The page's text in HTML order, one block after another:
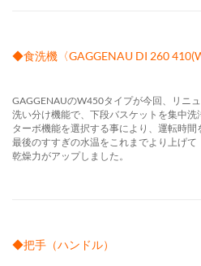
◆食洗機〈GAGGENAU DI 260
GAGGENAUのW450タイプが今回、リニュ
洗い分け機能で、下段バスケットを集中洗
ターボ機能を選択する事により、運転時間
最後のすすぎの水温をこれまでより上げて
乾燥力がアップしました。
◆把手（ハンドル）